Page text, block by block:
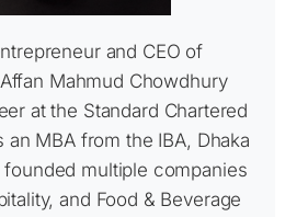
and CEO of
Mahmud Chowdhury
at the Standard Chartered
an MBA from the IBA, Dhaka
founded multiple companies
and Food & Beverage